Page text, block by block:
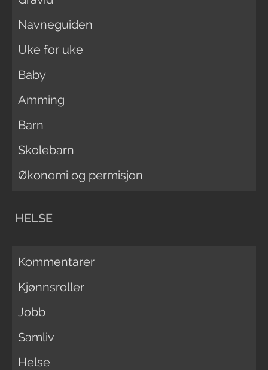
Navneguiden
Uke for uke
Baby
Amming
Barn
Skolebarn
Økonomi og permisjon
HELSE
Kommentarer
Kjønnsroller
Jobb
Samliv
Helse